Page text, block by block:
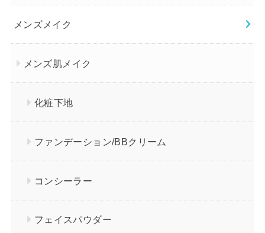
メンズメイク
メンズ肌メイク
化粧下地
ファンデーション/BBクリーム
コンシーラー
フェイスパウダー